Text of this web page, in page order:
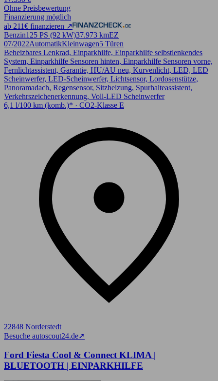
Ohne Preisbewertung
Finanzierung möglich
ab 211€ finanzieren ↗
Benzin125 PS (92 kW)37.973 kmEZ
07/2022AutomatikKleinwagen5 Türen
Beheizbares Lenkrad, Einparkhilfe, Einparkhilfe selbstlenkendes
System, Einparkhilfe Sensoren hinten, Einparkhilfe Sensoren vorne,
Fernlichtassistent, Garantie, HU/AU neu, Kurvenlicht, LED, LED
Scheinwerfer, LED-Scheinwerfer, Lichtsensor, Lordosenstütze,
Panoramadach, Regensensor, Sitzheizung, Spurhalteassistent,
Verkehrszeichenerkennung, Voll-LED Scheinwerfer
6,1 l/100 km (komb.)* · CO2-Klasse E
22848 Norderstedt
Besuche autoscout24.de➚
Ford Fiesta Cool & Connect KLIMA |
BLUETOOTH | EINPARKHILFE